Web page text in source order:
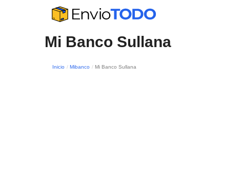
Mi Banco Sullana
Inicio Mibanco Mi Banco Sullana